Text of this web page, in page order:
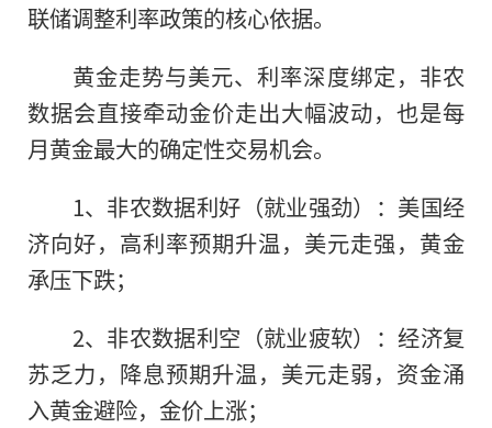
联储调整利率政策的核心依据。
黄金走势与美元、利率深度绑定，非农
数据会直接牵动金价走出大幅波动，也是每
月黄金最大的确定性交易机会。
1、非农数据利好（就业强劲）：美国经
济向好，高利率预期升温，美元走强，黄金
承压下跌；
2、非农数据利空（就业疲软）：经济复
苏乏力，降息预期升温，美元走弱，资金涌
入黄金避险，金价上涨；